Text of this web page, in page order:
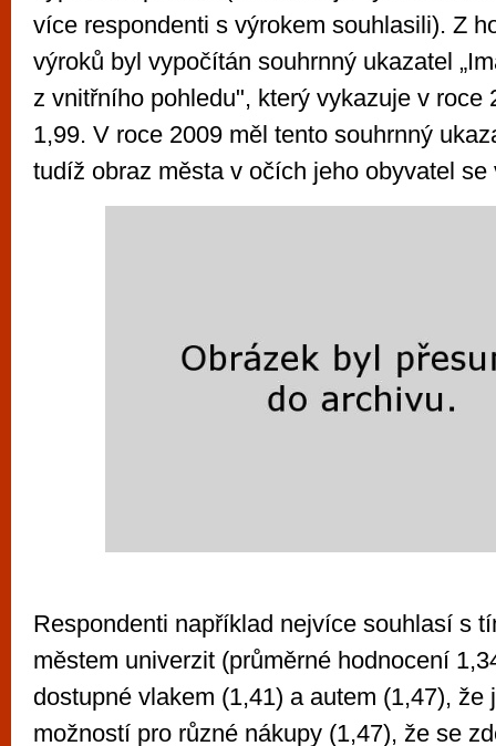
více respondenti s výrokem souhlasili). Z
výroků byl vypočítán souhrnný ukazatel
z vnitřního pohledu", který vykazuje v roce
1,99. V roce 2009 měl tento souhrnný
tudíž obraz města v očích jeho obyvatel se
Respondenti například nejvíce souhlasí s
městem univerzit (průměrné hodnocení
dostupné vlakem (1,41) a autem (1,47), že
možností pro různé nákupy (1,47), že se